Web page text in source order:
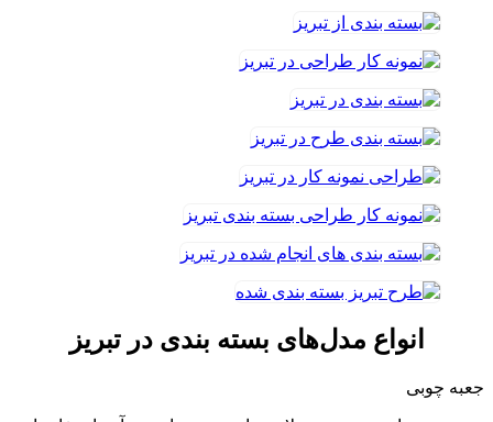
انواع مدل‌های بسته بندی در تبریز
جعبه چوبی